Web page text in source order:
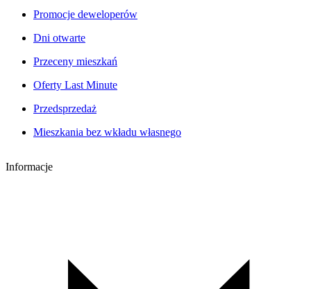
Promocje deweloperów
Dni otwarte
Przeceny mieszkań
Oferty Last Minute
Przedsprzedaż
Mieszkania bez wkładu własnego
Informacje